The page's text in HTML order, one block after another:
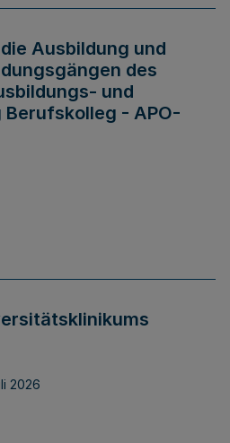
Ausbildung und
des
und
- APO-
2026